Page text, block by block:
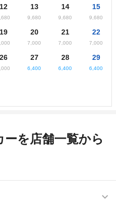
12 13
9,680
14
9,680
15
9,680
19 20
7,000
21
7,000
22
7,000
26 27
6,400
28
6,400
29
6,400
を店舗一覧から